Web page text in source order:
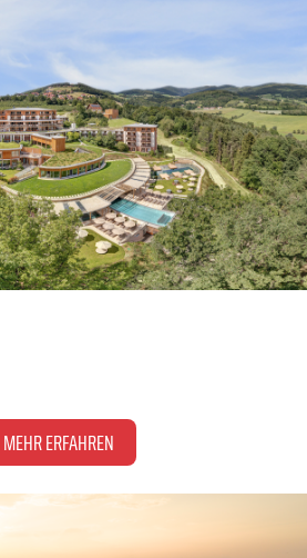
MEHR ERFAHREN